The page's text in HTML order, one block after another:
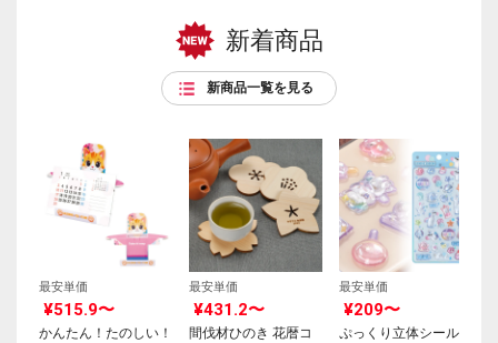
新着商品
新商品一覧を見る
最安単価
¥515.9〜
かんたん！たのしい！
最安単価
¥431.2〜
間伐材ひのき 花暦コ
最安単価
¥209〜
ぷっくり立体シール